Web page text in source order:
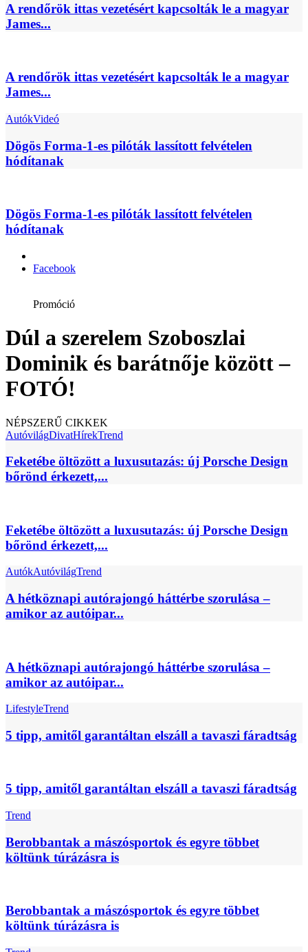
A rendőrök ittas vezetésért kapcsolták le a magyar
James...
A rendőrök ittas vezetésért kapcsolták le a magyar
James...
AutókVideó
Dögös Forma-1-es pilóták lassított felvételen
hódítanak
Dögös Forma-1-es pilóták lassított felvételen
hódítanak
Facebook
Promóció
Dúl a szerelem Szoboszlai
Dominik és barátnője között –
FOTÓ!
NÉPSZERŰ CIKKEK
AutóvilágDivatHírekTrend
Feketébe öltözött a luxusutazás: új Porsche Design
bőrönd érkezett,...
Feketébe öltözött a luxusutazás: új Porsche Design
bőrönd érkezett,...
AutókAutóvilágTrend
A hétköznapi autórajongó háttérbe szorulása –
amikor az autóipar...
A hétköznapi autórajongó háttérbe szorulása –
amikor az autóipar...
LifestyleTrend
5 tipp, amitől garantáltan elszáll a tavaszi fáradtság
5 tipp, amitől garantáltan elszáll a tavaszi fáradtság
Trend
Berobbantak a mászósportok és egyre többet
költünk túrázásra is
Berobbantak a mászósportok és egyre többet
költünk túrázásra is